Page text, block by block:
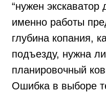
“нужен
именно работы
глубина копания,
подъезду, нужна
планировочный
Ошибка в выборе